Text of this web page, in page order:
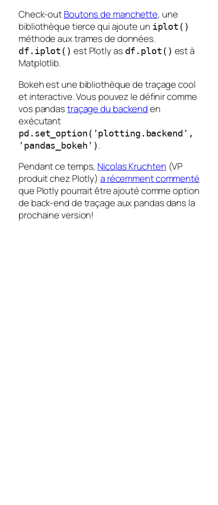
Check-outBoutons de manchette, une
bibliothèque tierce qui ajoute un iplot()
méthode aux trames de données.
df.iplot() est Plotly as df.plot() est à
Matplotlib.
Bokeh est une bibliothèque de traçage cool
et interactive. Vous pouvez le définir comme
vos pandastraçage du backenden
exécutant
pd.set_option('plotting.backend',
'pandas_bokeh').
Pendant ce temps, Nicolas Kruchten (VP
produit chez Plotly) a récemment commenté
que Plotly pourrait être ajouté comme option
de back-end de traçage aux pandas dans la
prochaine version!